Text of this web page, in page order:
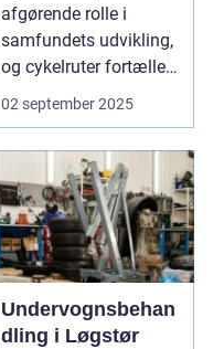
afgørende rolle i
samfundets udvikling,
og cykelruter fortæller
e...
02 september 2025
Undervognsbehan
dling i Løgstør